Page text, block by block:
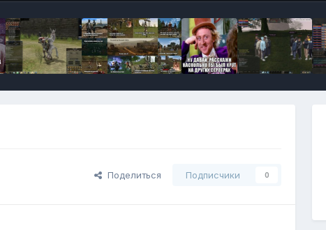
Поделиться Подписчики 0